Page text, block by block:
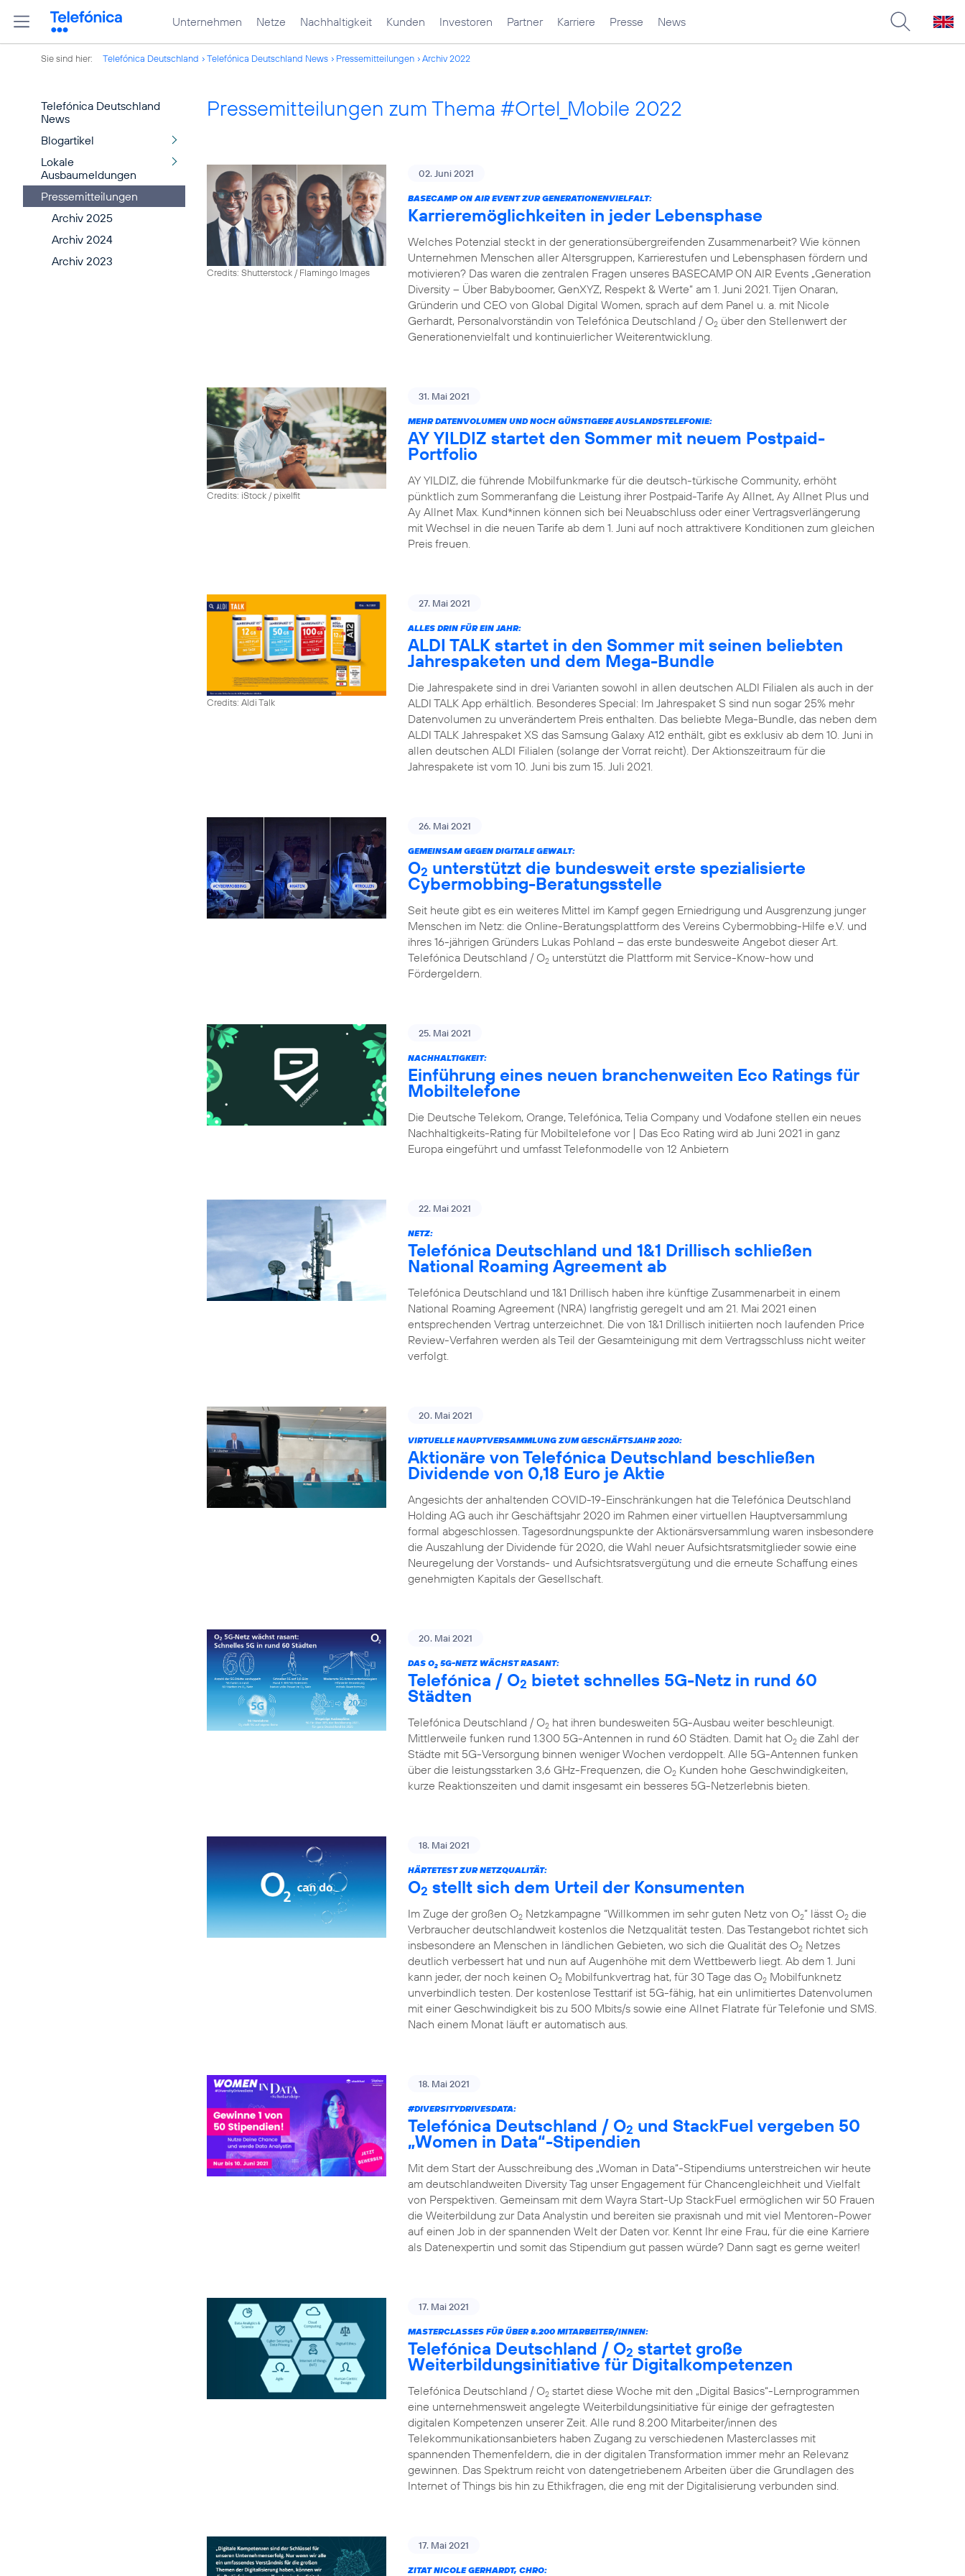
Unternehmen Netze Nachhaltigkeit Kunden Investoren Partner Karriere Presse News
Sie sind hier: Telefónica Deutschland Telefónica Deutschland News Pressemitteilungen Archiv 2022
Telefónica Deutschland
News
Blogartikel
Lokale
Ausbaumeldungen
Pressemitteilungen
Archiv 2025
Archiv 2024
Archiv 2023
Pressemitteilungen zum Thema #Ortel_Mobile 2022
Credits: Shutterstock / Flamingo Images
02. Juni 2021
BASECAMP ON AIR EVENT ZUR GENERATIONENVIELFALT:
Karrieremöglichkeiten in jeder Lebensphase
Welches Potenzial steckt in der generationsübergreifenden Zusammenarbeit? Wie können
Unternehmen Menschen aller Altersgruppen, Karrierestufen und Lebensphasen fördern und
motivieren? Das waren die zentralen Fragen unseres BASECAMP ON AIR Events „Generation
Diversity – Über Babyboomer, GenXYZ, Respekt & Werte“ am 1. Juni 2021. Tijen Onaran,
Gründerin und CEO von Global Digital Women, sprach auf dem Panel u. a. mit Nicole
Gerhardt, Personalvorständin von Telefónica Deutschland / O2 über den Stellenwert der
Generationenvielfalt und kontinuierlicher Weiterentwicklung.
Credits: iStock / pixelfit
31. Mai 2021
MEHR DATENVOLUMEN UND NOCH GÜNSTIGERE AUSLANDSTELEFONIE:
AY YILDIZ startet den Sommer mit neuem Postpaid-
Portfolio
AY YILDIZ, die führende Mobilfunkmarke für die deutsch-türkische Community, erhöht
pünktlich zum Sommeranfang die Leistung ihrer Postpaid-Tarife Ay Allnet, Ay Allnet Plus und
Ay Allnet Max. Kund*innen können sich bei Neuabschluss oder einer Vertragsverlängerung
mit Wechsel in die neuen Tarife ab dem 1. Juni auf noch attraktivere Konditionen zum gleichen
Preis freuen.
Credits: Aldi Talk
27. Mai 2021
ALLES DRIN FÜR EIN JAHR:
ALDI TALK startet in den Sommer mit seinen beliebten
Jahrespaketen und dem Mega-Bundle
Die Jahrespakete sind in drei Varianten sowohl in allen deutschen ALDI Filialen als auch in der
ALDI TALK App erhältlich. Besonderes Special: Im Jahrespaket S sind nun sogar 25% mehr
Datenvolumen zu unverändertem Preis enthalten. Das beliebte Mega-Bundle, das neben dem
ALDI TALK Jahrespaket XS das Samsung Galaxy A12 enthält, gibt es exklusiv ab dem 10. Juni in
allen deutschen ALDI Filialen (solange der Vorrat reicht). Der Aktionszeitraum für die
Jahrespakete ist vom 10. Juni bis zum 15. Juli 2021.
26. Mai 2021
GEMEINSAM GEGEN DIGITALE GEWALT:
O2 unterstützt die bundesweit erste spezialisierte
Cybermobbing-Beratungsstelle
Seit heute gibt es ein weiteres Mittel im Kampf gegen Erniedrigung und Ausgrenzung junger
Menschen im Netz: die Online-Beratungsplattform des Vereins Cybermobbing-Hilfe e.V. und
ihres 16-jährigen Gründers Lukas Pohland – das erste bundesweite Angebot dieser Art.
Telefónica Deutschland / O2 unterstützt die Plattform mit Service-Know-how und
Fördergeldern.
25. Mai 2021
NACHHALTIGKEIT:
Einführung eines neuen branchenweiten Eco Ratings für
Mobiltelefone
Die Deutsche Telekom, Orange, Telefónica, Telia Company und Vodafone stellen ein neues
Nachhaltigkeits-Rating für Mobiltelefone vor | Das Eco Rating wird ab Juni 2021 in ganz
Europa eingeführt und umfasst Telefonmodelle von 12 Anbietern
22. Mai 2021
NETZ:
Telefónica Deutschland und 1&1 Drillisch schließen
National Roaming Agreement ab
Telefónica Deutschland und 1&1 Drillisch haben ihre künftige Zusammenarbeit in einem
National Roaming Agreement (NRA) langfristig geregelt und am 21. Mai 2021 einen
entsprechenden Vertrag unterzeichnet. Die von 1&1 Drillisch initiierten noch laufenden Price
Review-Verfahren werden als Teil der Gesamteinigung mit dem Vertragsschluss nicht weiter
verfolgt.
20. Mai 2021
VIRTUELLE HAUPTVERSAMMLUNG ZUM GESCHÄFTSJAHR 2020:
Aktionäre von Telefónica Deutschland beschließen
Dividende von 0,18 Euro je Aktie
Angesichts der anhaltenden COVID-19-Einschränkungen hat die Telefónica Deutschland
Holding AG auch ihr Geschäftsjahr 2020 im Rahmen einer virtuellen Hauptversammlung
formal abgeschlossen. Tagesordnungspunkte der Aktionärsversammlung waren insbesondere
die Auszahlung der Dividende für 2020, die Wahl neuer Aufsichtsratsmitglieder sowie eine
Neuregelung der Vorstands- und Aufsichtsratsvergütung und die erneute Schaffung eines
genehmigten Kapitals der Gesellschaft.
20. Mai 2021
DAS O2 5G-NETZ WÄCHST RASANT:
Telefónica / O2 bietet schnelles 5G-Netz in rund 60
Städten
Telefónica Deutschland / O2 hat ihren bundesweiten 5G-Ausbau weiter beschleunigt.
Mittlerweile funken rund 1.300 5G-Antennen in rund 60 Städten. Damit hat O2 die Zahl der
Städte mit 5G-Versorgung binnen weniger Wochen verdoppelt. Alle 5G-Antennen funken
über die leistungsstarken 3,6 GHz-Frequenzen, die O2 Kunden hohe Geschwindigkeiten,
kurze Reaktionszeiten und damit insgesamt ein besseres 5G-Netzerlebnis bieten.
18. Mai 2021
HÄRTETEST ZUR NETZQUALITÄT:
O2 stellt sich dem Urteil der Konsumenten
Im Zuge der großen O2 Netzkampagne “Willkommen im sehr guten Netz von O2” lässt O2 die
Verbraucher deutschlandweit kostenlos die Netzqualität testen. Das Testangebot richtet sich
insbesondere an Menschen in ländlichen Gebieten, wo sich die Qualität des O2 Netzes
deutlich verbessert hat und nun auf Augenhöhe mit dem Wettbewerb liegt. Ab dem 1. Juni
kann jeder, der noch keinen O2 Mobilfunkvertrag hat, für 30 Tage das O2 Mobilfunknetz
unverbindlich testen. Der kostenlose Testtarif ist 5G-fähig, hat ein unlimitiertes Datenvolumen
mit einer Geschwindigkeit bis zu 500 Mbits/s sowie eine Allnet Flatrate für Telefonie und SMS.
Nach einem Monat läuft er automatisch aus.
18. Mai 2021
#DIVERSITYDRIVESDATA:
Telefónica Deutschland / O2 und StackFuel vergeben 50
„Women in Data“-Stipendien
Mit dem Start der Ausschreibung des „Woman in Data“-Stipendiums unterstreichen wir heute
am deutschlandweiten Diversity Tag unser Engagement für Chancengleichheit und Vielfalt
von Perspektiven. Gemeinsam mit dem Wayra Start-Up StackFuel ermöglichen wir 50 Frauen
die Weiterbildung zur Data Analystin und bereiten sie praxisnah und mit viel Mentoren-Power
auf einen Job in der spannenden Welt der Daten vor. Kennt Ihr eine Frau, für die eine Karriere
als Datenexpertin und somit das Stipendium gut passen würde? Dann sagt es gerne weiter!
17. Mai 2021
MASTERCLASSES FÜR ÜBER 8.200 MITARBEITER/INNEN:
Telefónica Deutschland / O2 startet große
Weiterbildungsinitiative für Digitalkompetenzen
Telefónica Deutschland / O2 startet diese Woche mit den „Digital Basics“-Lernprogrammen
eine unternehmensweit angelegte Weiterbildungsinitiative für einige der gefragtesten
digitalen Kompetenzen unserer Zeit. Alle rund 8.200 Mitarbeiter/innen des
Telekommunikationsanbieters haben Zugang zu verschiedenen Masterclasses mit
spannenden Themenfeldern, die in der digitalen Transformation immer mehr an Relevanz
gewinnen. Das Spektrum reicht von datengetriebenem Arbeiten über die Grundlagen des
Internet of Things bis hin zu Ethikfragen, die eng mit der Digitalisierung verbunden sind.
17. Mai 2021
ZITAT NICOLE GERHARDT, CHRO: